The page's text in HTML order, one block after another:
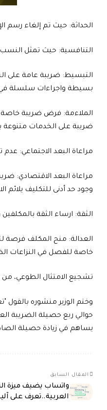
الحداثة: حيث تم إلغاء رسم
التنافسية: حيث تمثل النسب
التبسيط: ضريبة عامة على
بسيطة واجراءات سلسلة في
الملاءمة: فرض ضريبة خاصة
ضريبة على الخدمات متنوعة
مراعاة البعد الاجتماعي:
مراعاة البعد الاقتصادي:
وجود حد أدنى للتكليف يلائم
الثقة: ارساء الثقة
العدالة: منح المكلف فرصة
خاصة للفصل في النزاعات
تشجيع الامتثال الطوعي، من
وختم الوزير منشوره
حوالي ربع حصيلة الضريبة
يساهم في زيادة حصيلة
المقال السابق
واتساب يضيف ميزة
العربية..تعرف على